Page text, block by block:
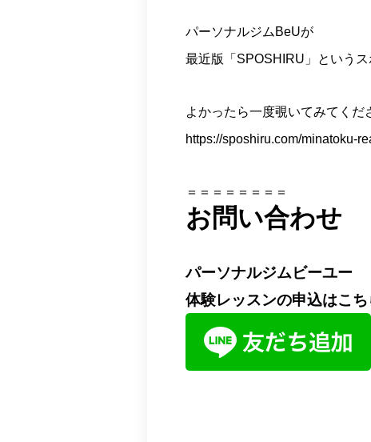
パーソナルジムBeUが
最近版「SPOSHIRU」という
よかったら一度覗いてみてくだ
https://sposhiru.com/minatoku-
＝＝＝＝＝＝＝＝
お問い合わせ
パーソナルジムビーユー
体験レッスンの申込はこち